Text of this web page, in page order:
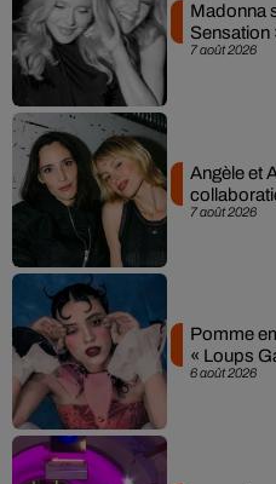
7 août 2026
Madonna
Sensation
7 août 2026
Angèle et
6 août 2026
Pomme
« Loups